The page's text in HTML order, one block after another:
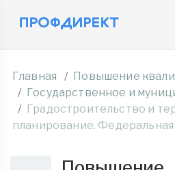
Главная
Повышение
Государственное и
Градостроительство и
планирование.